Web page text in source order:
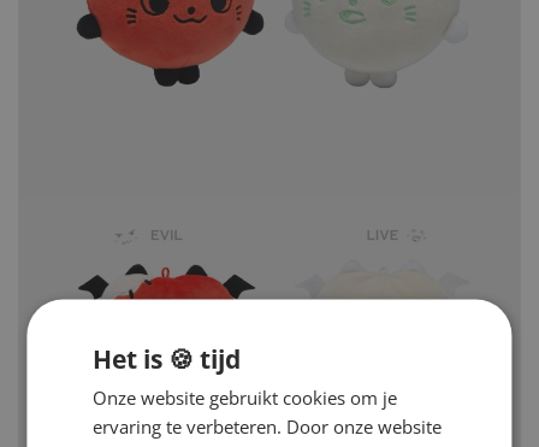
Het is 🍪 tijd
Onze website gebruikt cookies om je
ervaring te verbeteren. Door onze website